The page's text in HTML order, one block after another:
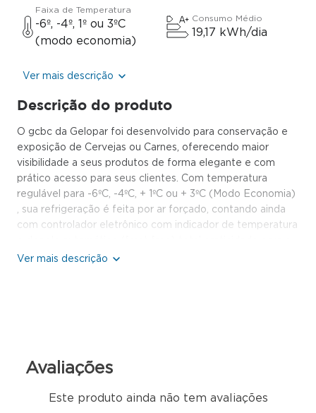
Faixa de Temperatura
-6º, -4º, 1º ou 3ºC
(modo economia)
Consumo Médio
19,17 kWh/dia
Ver mais descrição
Descrição do produto
O gcbc da Gelopar foi desenvolvido para conservação e
exposição de Cervejas ou Carnes, oferecendo maior
visibilidade a seus produtos de forma elegante e com
prático acesso para seus clientes. Com temperatura
regulável para -6ºC, -4ºC, + 1ºC ou + 3ºC (Modo Economia)
, sua refrigeração é feita por ar forçado, contando ainda
com controlador eletrônico com indicador de temperatura
dia-a-dia. Sua porta de vidro duplo temperado baixo
reguláveis e inclináveis, perfil porta etiquetas para melhor
garantem total ajuste a qualquer tipo de piso. O modo
Avaliações
Este produto ainda não tem avaliações